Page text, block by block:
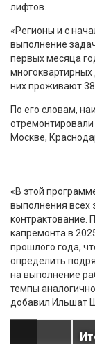
лифтов.
«Регионы и с
выполнение
первых месяца
них проживают
По его словам,
отремонтировали
Москве,
«В этой
выполнения всех
контрактование.
капремонта в
прошлого года,
определить
на выполнение
темпы
добавил Ильшат